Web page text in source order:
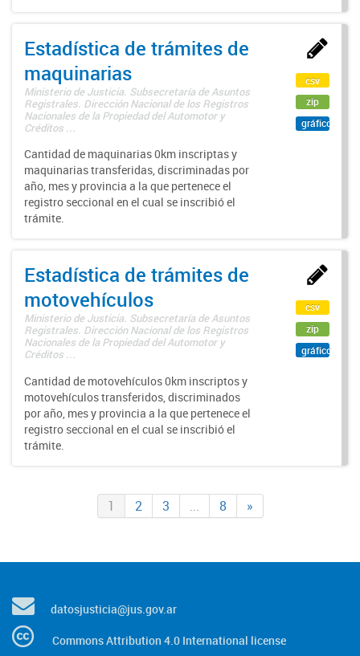
Estadística de trámites de
maquinarias
Ministerio de Justicia. Subsecretaría de Asuntos
Registrales. Dirección Nacional de los Registros
Nacionales de la Propiedad del Automotor y
Créditos ...
Cantidad de maquinarias 0km inscriptas y
maquinarias transferidas, discriminadas por
año, mes y provincia a la que pertenece el
registro seccional en el cual se inscribió el
trámite.
csv
zip
gráfico
Estadística de trámites de
motovehículos
Ministerio de Justicia. Subsecretaría de Asuntos
Registrales. Dirección Nacional de los Registros
Nacionales de la Propiedad del Automotor y
Créditos ...
Cantidad de motovehículos 0km inscriptos y
motovehículos transferidos, discriminados
por año, mes y provincia a la que pertenece el
registro seccional en el cual se inscribió el
trámite.
csv
zip
gráfico
1 2 3 ... 8 »
datosjusticia@jus.gov.ar
Commons Attribution 4.0 International license